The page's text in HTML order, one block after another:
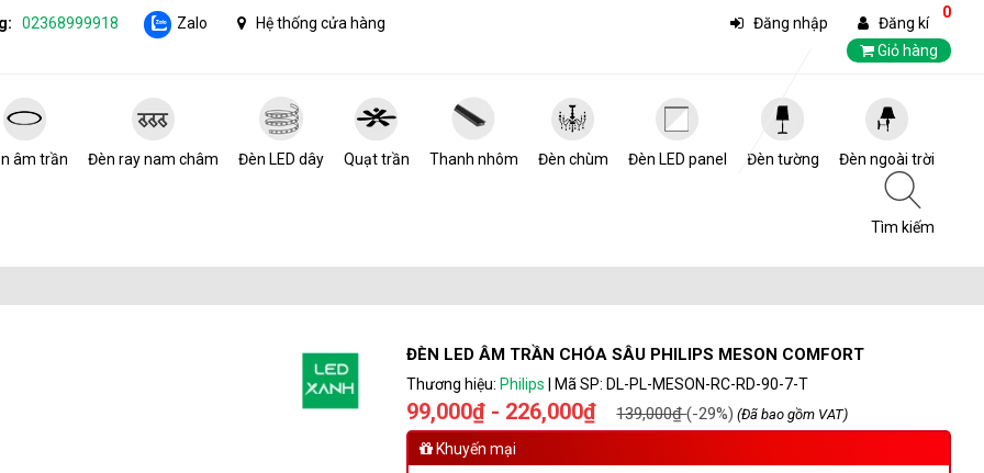
02368999918 Zalo Hệ thống cửa hàng Đăng nhập
Đăng kí
Giỏ hàng
0
âm trần Đèn ray nam châm Đèn LED dây Quạt trần Thanh nhôm Đèn chùm Đèn LED panel Đèn tường Đèn ngoài trời
Tìm kiếm
ĐÈN LED ÂM TRẦN CHÓA SÂU PHILIPS MESON COMFORT
Thương hiệu: Philips | Mã SP: DL-PL-MESON-RC-RD-90-7-T
99,000₫ - 226,000₫ 139,000₫(-29%) (Đã bao gồm VAT)
Khuyến mại